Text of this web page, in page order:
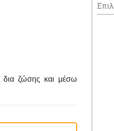
δια ζώσης και μέσω